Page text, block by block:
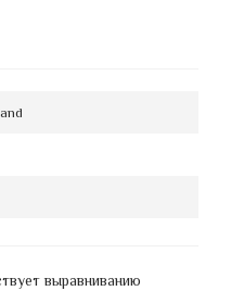
выравниванию